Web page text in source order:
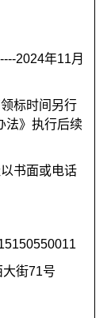
2024年11月
标时间另行
法》执行后续
书面或电话
街71号